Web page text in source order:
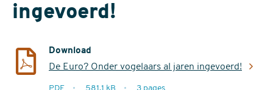
ingevoerd!
Download
De Euro? Onder vogelaars al jaren ingevoerd!
extensie